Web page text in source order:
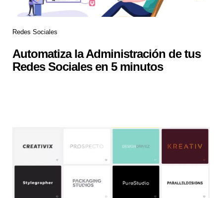
Redes Sociales
Automatiza la Administración de tus
Redes Sociales en 5 minutos